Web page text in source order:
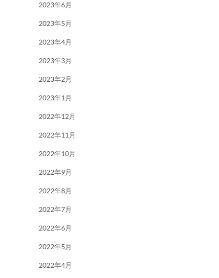
2023年6月
2023年5月
2023年4月
2023年3月
2023年2月
2023年1月
2022年12月
2022年11月
2022年10月
2022年9月
2022年8月
2022年7月
2022年6月
2022年5月
2022年4月